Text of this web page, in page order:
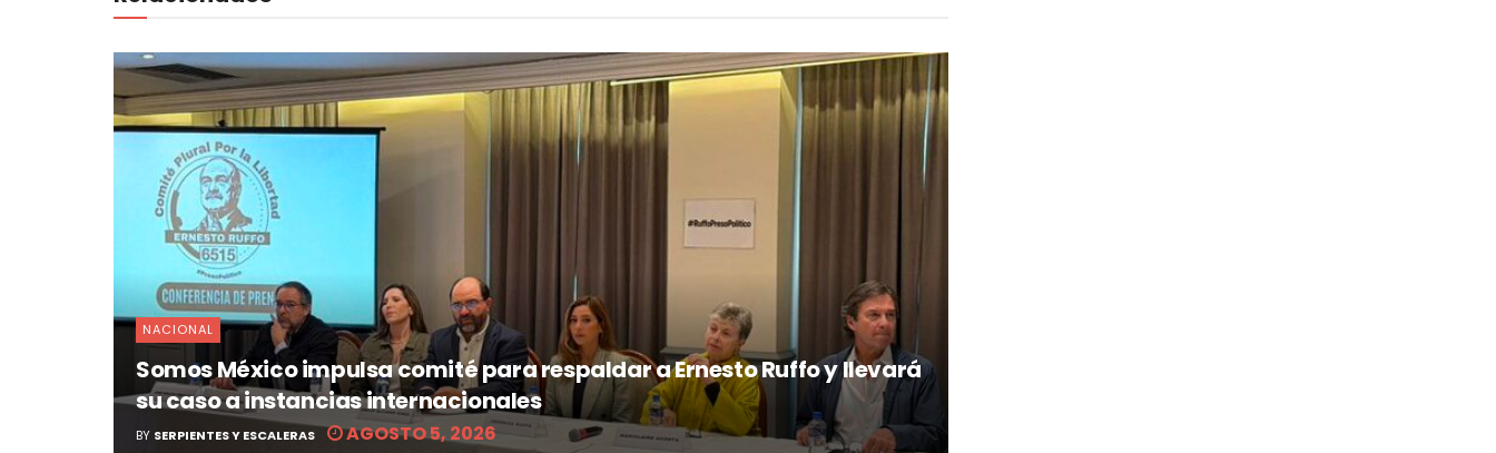
NACIONAL
Somos México impulsa comité para respaldar a Ernesto Ruffo y llevará
su caso a instancias internacionales
BY SERPIENTES Y ESCALERAS AGOSTO 5, 2026